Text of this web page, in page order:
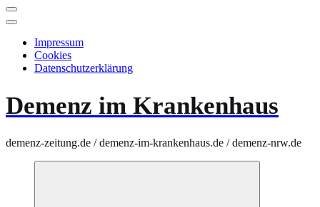
Impressum
Cookies
Datenschutzerklärung
Demenz im Krankenhaus
demenz-zeitung.de / demenz-im-krankenhaus.de / demenz-nrw.de